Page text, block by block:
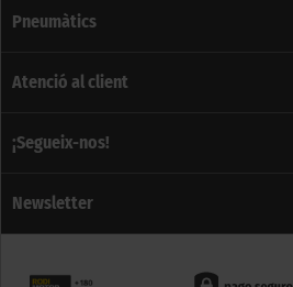
Pneumàtics
Atenció al client
¡Segueix-nos!
Newsletter